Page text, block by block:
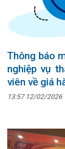
Thông báo
nghiệp vụ
viên về giá
13:57 12/02/2026